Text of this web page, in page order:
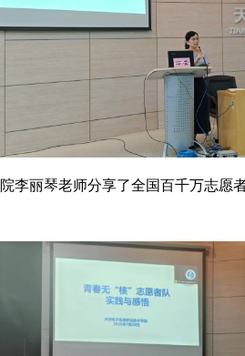
丽琴老师分享了全国百千万志愿